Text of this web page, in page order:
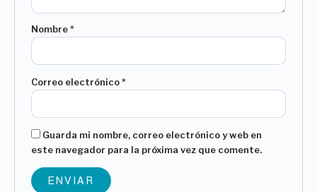
Nombre*
Correo electrónico*
Guarda mi nombre, correo electrónico y web en
este navegador para la próxima vez que comente.